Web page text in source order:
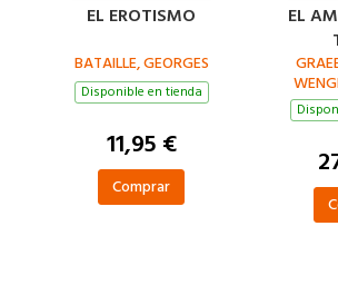
EL EROTISMO
BATAILLE, GEORGES
Disponible en tienda
11,95 €
Comprar
EL